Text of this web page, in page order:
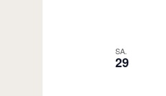
SA.
29